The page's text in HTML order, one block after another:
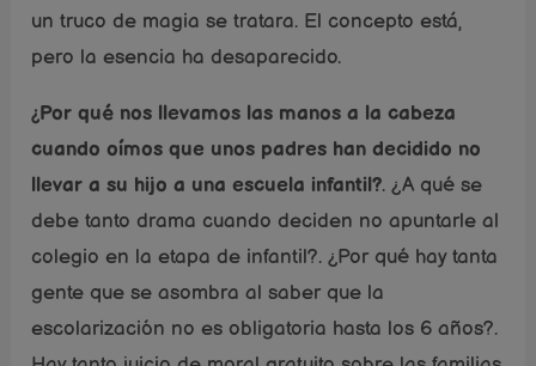
un truco de magia se tratara. El concepto está,
pero la esencia ha desaparecido.
¿Por qué nos llevamos las manos a la cabeza
cuando oímos que unos padres han decidido no
llevar a su hijo a una escuela infantil?. ¿A qué se
debe tanto drama cuando deciden no apuntarle al
colegio en la etapa de infantil?. ¿Por qué hay tanta
gente que se asombra al saber que la
escolarización no es obligatoria hasta los 6 años?.